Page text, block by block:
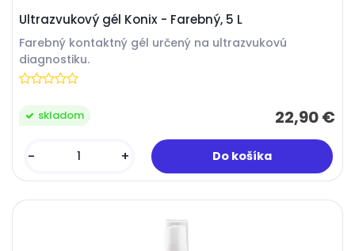
Ultrazvukový gél Konix - Farebný, 5 L
Farebný kontaktný gél určený na ultrazvukovú
diagnostiku.
22,90 €
skladom
- +